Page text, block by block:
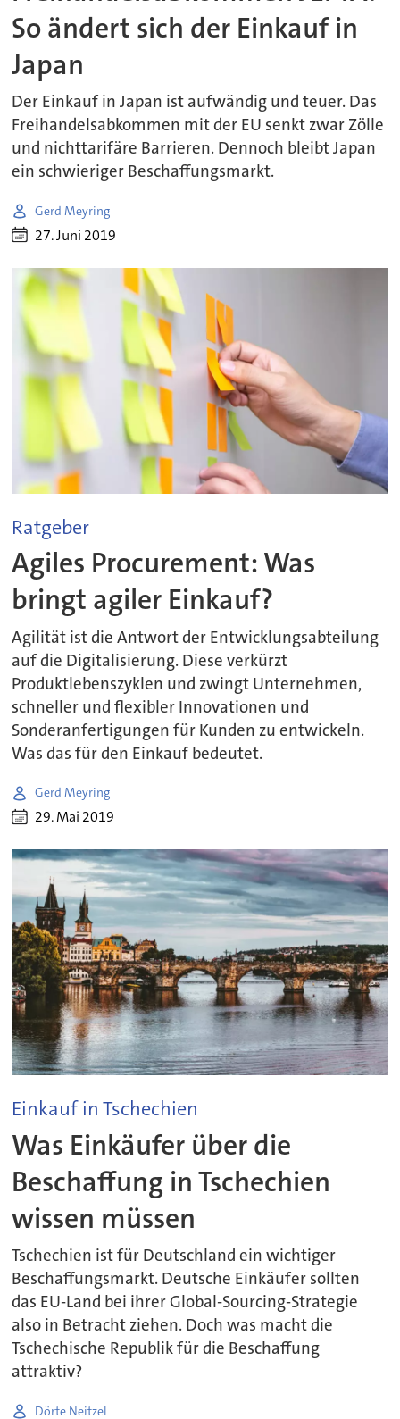
So ändert sich der Einkauf in
Japan
Der Einkauf in Japan ist aufwändig und teuer. Das
Freihandelsabkommen mit der EU senkt zwar Zölle
und nichttarifäre Barrieren. Dennoch bleibt Japan
ein schwieriger Beschaffungsmarkt.
Gerd Meyring
27. Juni 2019
Ratgeber
Agiles Procurement: Was
bringt agiler Einkauf?
Agilität ist die Antwort der Entwicklungsabteilung
auf die Digitalisierung. Diese verkürzt
Produktlebenszyklen und zwingt Unternehmen,
schneller und flexibler Innovationen und
Sonderanfertigungen für Kunden zu entwickeln.
Was das für den Einkauf bedeutet.
Gerd Meyring
29. Mai 2019
Einkauf in Tschechien
Was Einkäufer über die
Beschaffung in Tschechien
wissen müssen
Tschechien ist für Deutschland ein wichtiger
Beschaffungsmarkt. Deutsche Einkäufer sollten
das EU-Land bei ihrer Global-Sourcing-Strategie
also in Betracht ziehen. Doch was macht die
Tschechische Republik für die Beschaffung
attraktiv?
Dörte Neitzel